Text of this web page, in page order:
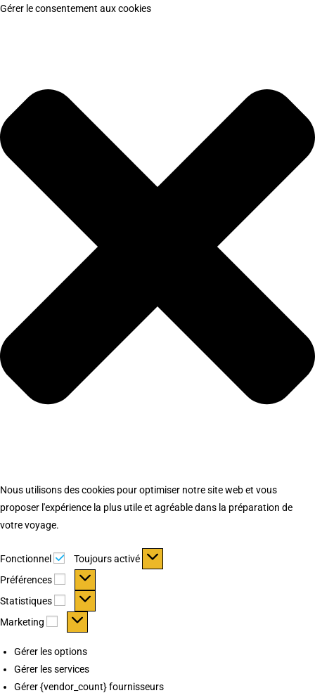
Gérer le consentement aux cookies
Nous utilisons des cookies pour optimiser notre site web et vous
proposer l'expérience la plus utile et agréable dans la préparation de
votre voyage.
Fonctionnel Fonctionnel
Toujours activé
Préférences
Préférences
Statistiques Statistiques
Marketing Marketing
Gérer les options
Gérer les services
Gérer {vendor_count} fournisseurs